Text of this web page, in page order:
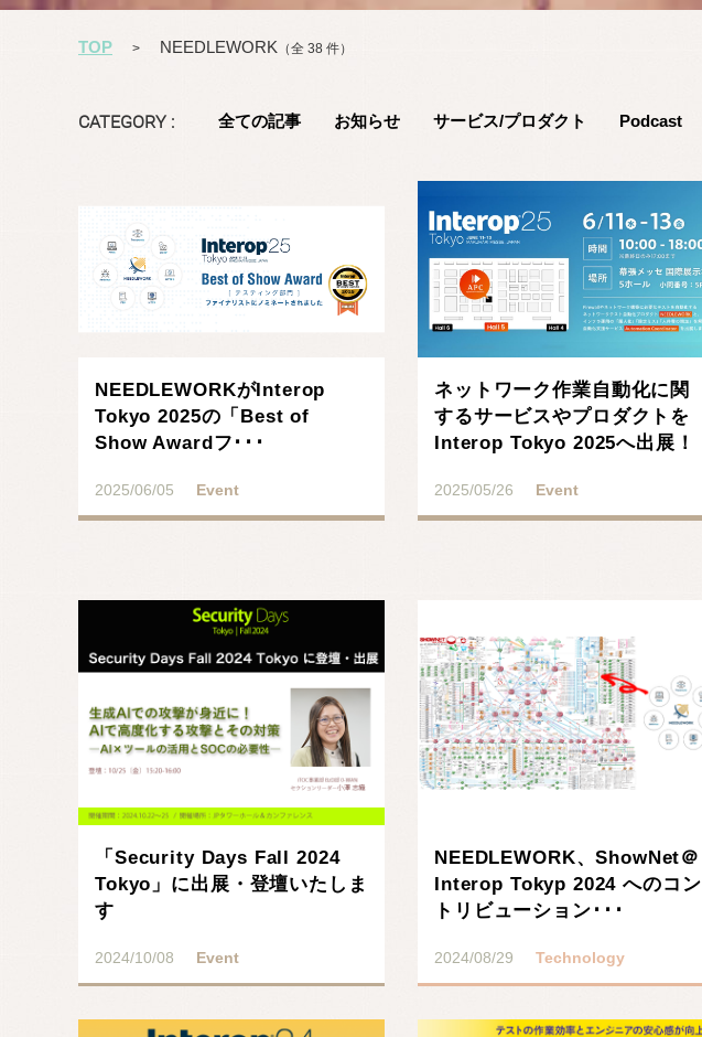
TOP > NEEDLEWORK （全 38 件）
CATEGORY : 全ての記事 お知らせ サービス/プロダクト Podcast
NEEDLEWORKがInterop
Tokyo 2025の「Best of
Show Awardフ･･･
2025/06/05 Event
ネットワーク作業自動化に関
するサービスやプロダクトを
Interop Tokyo 2025へ出展！
2025/05/26 Event
「Security Days Fall 2024
Tokyo」に出展・登壇いたしま
す
2024/10/08 Event
NEEDLEWORK、ShowNet＠
Interop Tokyp 2024 へのコン
トリビューション･･･
2024/08/29 Technology